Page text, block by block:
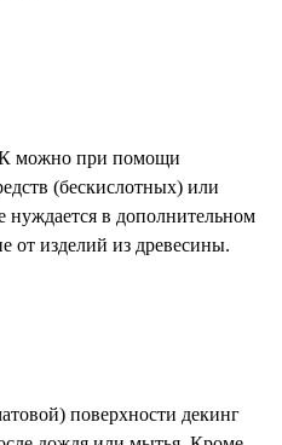
можно при помощи
(бескислотных) или
в дополнительном
от изделий из древесины.
поверхности декинг